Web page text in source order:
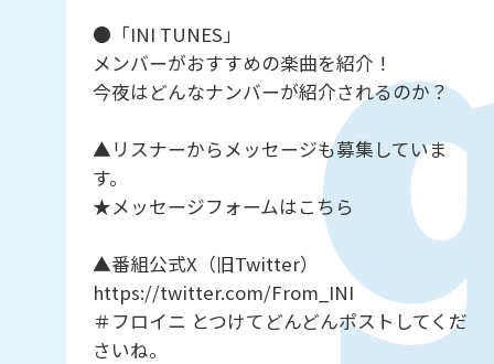
●「INI TUNES」
メンバーがおすすめの楽曲を紹介！
今夜はどんなナンバーが紹介されるのか？
▲リスナーからメッセージも募集していま
す。
★メッセージフォームはこちら
▲番組公式X（旧Twitter）
https://twitter.com/From_INI
＃フロイニ とつけてどんどんポストしてくだ
さいね。